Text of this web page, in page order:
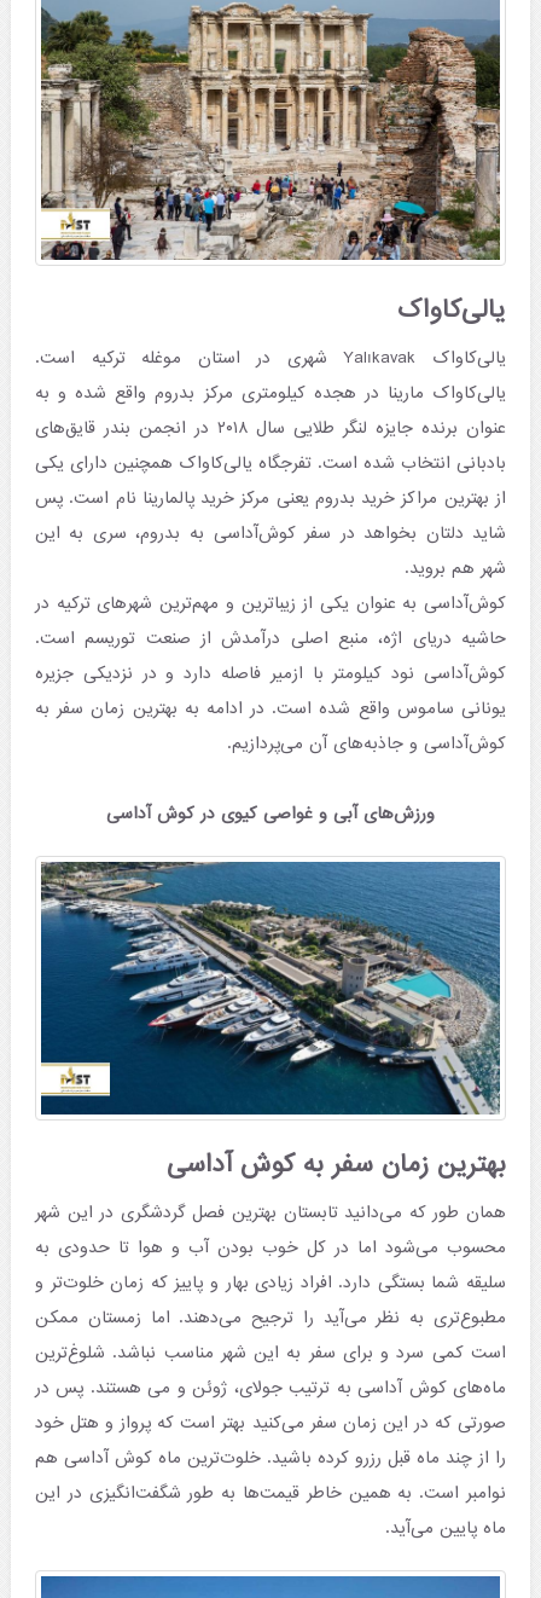
یالی‌کاواک
یالی‌کاواک Yalıkavak شهری در استان موغله ترکیه است.
یالی‌کاواک مارینا در هجده کیلومتری مرکز بدروم واقع شده و به
عنوان برنده جایزه لنگر طلایی سال ۲۰۱۸ در انجمن بندر قایق‌های
بادبانی انتخاب شده است. تفرجگاه یالی‌کاواک همچنین دارای یکی
از بهترین مراکز خرید بدروم یعنی مرکز خرید پالمارینا نام است. پس
شاید دلتان بخواهد در سفر کوش‌آداسی به بدروم، سری به این
شهر هم بروید.
کوش‌آداسی به عنوان یکی از زیباترین و مهم‌ترین شهرهای ترکیه در
حاشیه دریای اژه، منبع اصلی درآمدش از صنعت توریسم است.
کوش‌آداسی نود کیلومتر با ازمیر فاصله دارد و در نزدیکی جزیره
یونانی ساموس واقع شده است. در ادامه به بهترین زمان سفر به
کوش‌آداسی و جاذبه‌های آن می‌پردازیم.
ورزش‌های آبی و غواصی کیوی در کوش آداسی
بهترین زمان سفر به کوش آداسی
همان طور که می‌دانید تابستان بهترین فصل گردشگری در این شهر
محسوب می‌شود اما در کل خوب بودن آب و هوا تا حدودی به
سلیقه شما بستگی دارد. افراد زیادی بهار و پاییز که زمان خلوت‌تر و
مطبوع‌تری به نظر می‌آید را ترجیح می‌دهند. اما زمستان ممکن
است کمی سرد و برای سفر به این شهر مناسب نباشد. شلوغ‌ترین
ماه‌های کوش آداسی به ترتیب جولای، ژوئن و می هستند. پس در
صورتی که در این زمان سفر می‌کنید بهتر است که پرواز و هتل خود
را از چند ماه قبل رزرو کرده باشید. خلوت‌ترین ماه کوش آداسی هم
نوامبر است. به همین خاطر قیمت‌ها به طور شگفت‌انگیزی در این
ماه پایین می‌آید.